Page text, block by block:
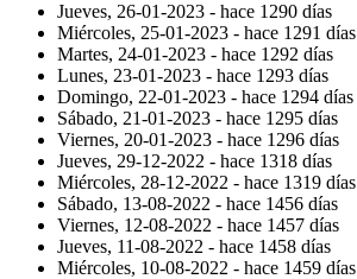
Jueves, 26-01-2023 - hace 1290 días
Miércoles, 25-01-2023 - hace 1291 días
Martes, 24-01-2023 - hace 1292 días
Lunes, 23-01-2023 - hace 1293 días
Domingo, 22-01-2023 - hace 1294 días
Sábado, 21-01-2023 - hace 1295 días
Viernes, 20-01-2023 - hace 1296 días
Jueves, 29-12-2022 - hace 1318 días
Miércoles, 28-12-2022 - hace 1319 días
Sábado, 13-08-2022 - hace 1456 días
Viernes, 12-08-2022 - hace 1457 días
Jueves, 11-08-2022 - hace 1458 días
Miércoles, 10-08-2022 - hace 1459 días